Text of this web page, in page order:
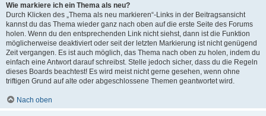
Wie markiere ich ein Thema als neu?
Durch Klicken des „Thema als neu markieren“-Links in der Beitragsansicht
kannst du das Thema wieder ganz nach oben auf die erste Seite des Forums
holen. Wenn du den entsprechenden Link nicht siehst, dann ist die Funktion
möglicherweise deaktiviert oder seit der letzten Markierung ist nicht genügend
Zeit vergangen. Es ist auch möglich, das Thema nach oben zu holen, indem du
einfach eine Antwort darauf schreibst. Stelle jedoch sicher, dass du die Regeln
dieses Boards beachtest! Es wird meist nicht gerne gesehen, wenn ohne
triftigen Grund auf alte oder abgeschlossene Themen geantwortet wird.
Nach oben